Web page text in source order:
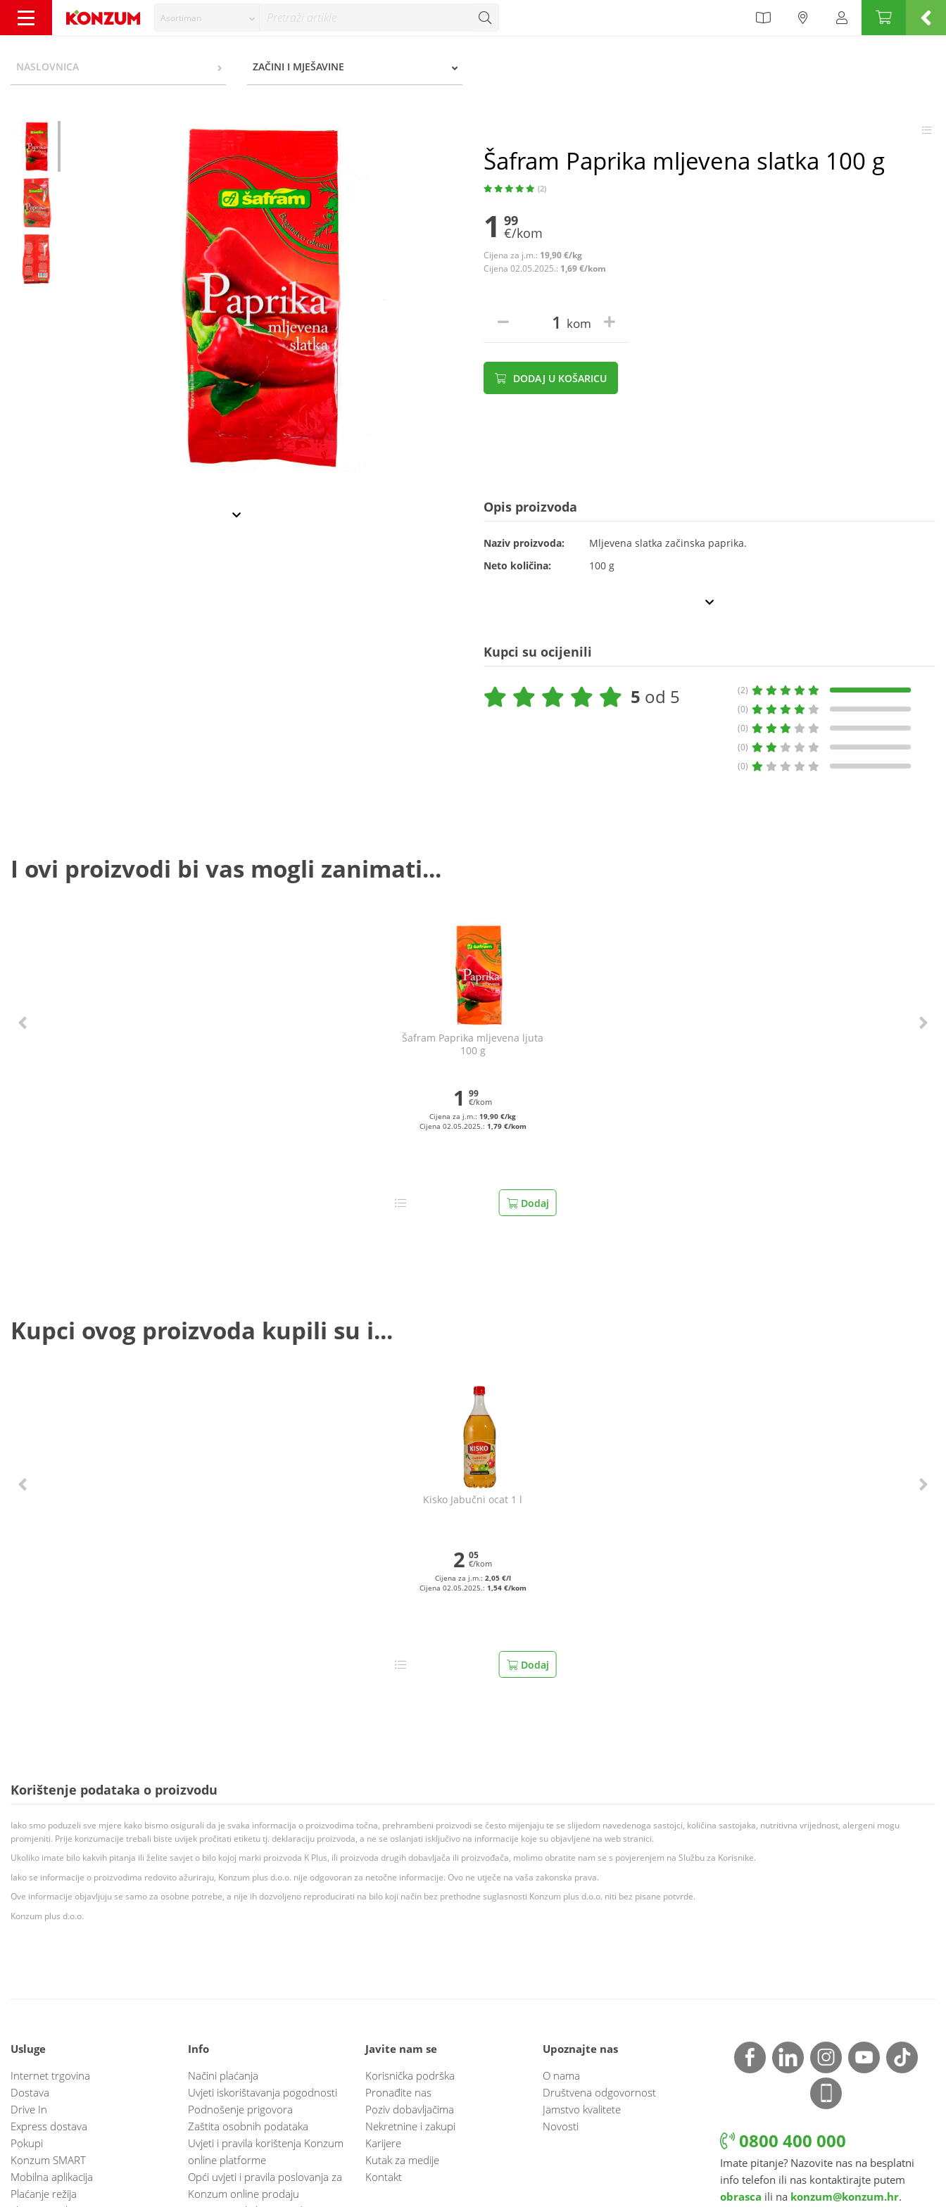
Asortiman
NASLOVNICA ZAČINI I MJEŠAVINE
Šafram Paprika mljevena slatka 100 g
(2)
1 99
€/kom
Cijena za j.m.: 19,90 €/kg
Cijena 02.05.2025.: 1,69 €/kom
kom
DODAJ U KOŠARICU
Opis proizvoda
Naziv proizvoda:
Mljevena slatka začinska paprika.
Neto količina:
100 g
Kupci su ocijenili
5 od 5
(2)
(0)
(0)
(0)
(0)
I ovi proizvodi bi vas mogli zanimati...
Šafram Paprika mljevena ljuta
100 g
1 99
€/kom
Cijena za j.m.:19,90 €/kg
Cijena 02.05.2025.: 1,79 €/kom
Dodaj
Kupci ovog proizvoda kupili su i...
Kisko Jabučni ocat 1 l
2 05
€/kom
Cijena za j.m.: 2,05 €/l
Cijena 02.05.2025.: 1,54 €/kom
Dodaj
Korištenje podataka o proizvodu
Iako smo poduzeli sve mjere kako bismo osigurali da je svaka informacija o proizvodima točna, prehrambeni proizvodi se često mijenjaju te se slijedom navedenoga sastojci, količina sastojaka, nutritivna vrijednost, alergeni mogu
promjeniti. Prije konzumacije trebali biste uvijek pročitati etiketu tj. deklaraciju proizvoda, a ne se oslanjati isključivo na informacije koje su objavljene na web stranici.
Ukoliko imate bilo kakvih pitanja ili želite savjet o bilo kojoj marki proizvoda K Plus, ili proizvoda drugih dobavljača ili proizvođača, molimo obratite nam se s povjerenjem na Službu za Korisnike.
Iako se informacije o proizvodima redovito ažuriraju, Konzum plus d.o.o. nije odgovoran za netočne informacije. Ovo ne utječe na vaša zakonska prava.
Ove informacije objavljuju se samo za osobne potrebe, a nije ih dozvoljeno reproducirati na bilo koji način bez prethodne suglasnosti Konzum plus d.o.o. niti bez pisane potvrde.
Konzum plus d.o.o.
Usluge
Internet trgovina
Dostava
Drive In
Express dostava
Pokupi
Konzum SMART
Mobilna aplikacija
Plaćanje režija
Info
Načini plaćanja
Uvjeti iskorištavanja pogodnosti
Podnošenje prigovora
Zaštita osobnih podataka
Uvjeti i pravila korištenja Konzum
online platforme
Opći uvjeti i pravila poslovanja za
Konzum online prodaju
Javite nam se
Korisnička podrška
Pronađite nas
Poziv dobavljačima
Nekretnine i zakupi
Karijere
Kutak za medije
Kontakt
Upoznajte nas
O nama
Društvena odgovornost
Jamstvo kvalitete
Novosti
0800 400 000
Imate pitanje? Nazovite nas na besplatni
info telefon ili nas kontaktirajte putem
obrasca ili na konzum@konzum.hr.